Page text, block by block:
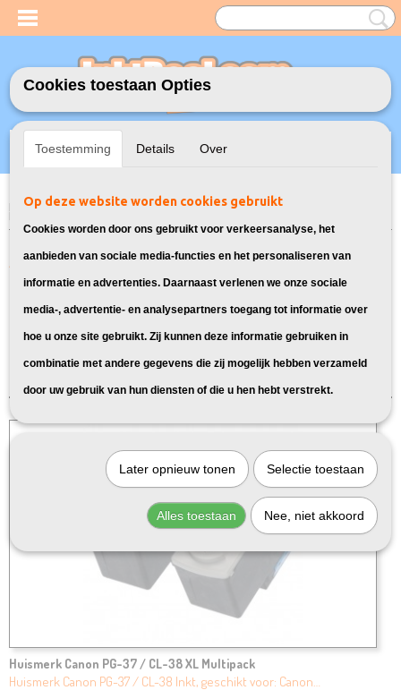
Inloggen Registreren
UW WINKELWAGEN
Home>Model Printer>PG-40 / CL-41 Inkt cartridges voor Canon
Alle cartridges geschikt voor Canon
Pixma MP190:
Huismerk Canon PG-37 / CL-38 XL Multipack
Huismerk Canon PG-37 / CL-38 Inkt, geschikt voor: Canon…
Cookies toestaan Opties
Toestemming Details Over
Op deze website worden cookies gebruikt
Cookies worden door ons gebruikt voor verkeersanalyse, het
aanbieden van sociale media-functies en het personaliseren van
informatie en advertenties. Daarnaast verlenen we onze sociale
media-, advertentie- en analysepartners toegang tot informatie over
hoe u onze site gebruikt. Zij kunnen deze informatie gebruiken in
combinatie met andere gegevens die zij mogelijk hebben verzameld
door uw gebruik van hun diensten of die u hen hebt verstrekt.
Later opnieuw tonen Selectie toestaan
Alles toestaan Nee, niet akkoord